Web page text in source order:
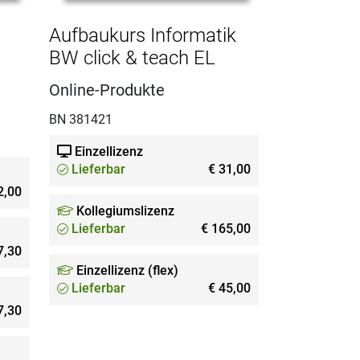
Aufbaukurs Informatik
BW click & teach EL
Online-Produkte
BN 381421
Einzellizenz
Lieferbar
€ 31,00
Kollegiumslizenz
Lieferbar
€ 165,00
Einzellizenz (flex)
Lieferbar
€ 45,00